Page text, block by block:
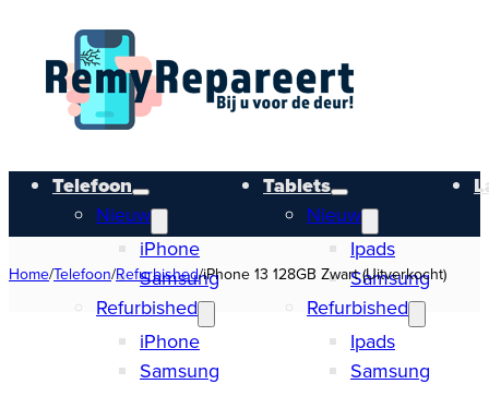
Telefoon
Nieuw
iPhone
Samsung
Refurbished
iPhone
Samsung
Tablets
Nieuw
Ipads
Samsung
Refurbished
Ipads
Samsung
Home/Telefoon/Refurbished/iPhone 13 128GB Zwart (Uitverkocht)